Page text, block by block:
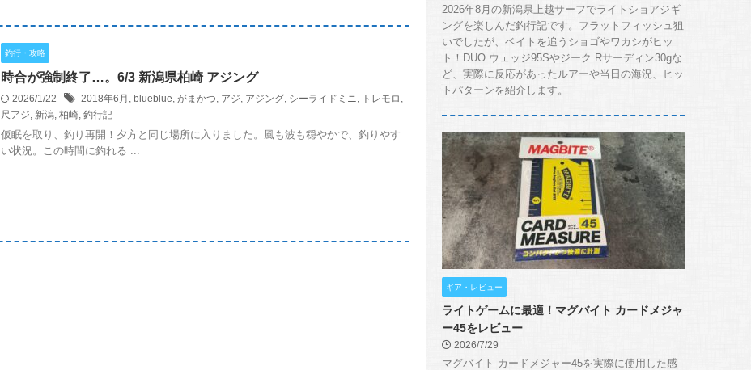
釣行・攻略
時合が強制終了…。6/3 新潟県柏崎 アジング
2026/1/22 2018年6月 , blueblue, がまかつ, アジ, アジング, シーライドミニ, トレモロ ,
尺アジ, 新潟, 柏崎, 釣行記
仮眠を取り、釣り再開！夕方と同じ場所に入りました。風も波も穏やかで、釣りやす
い状況。この時間に釣れる ...
2026年8月の新潟県上越サーフでライトショアジギ
ングを楽しんだ釣行記です。フラットフィッシュ狙
いでしたが、ベイトを追うショゴやワカシがヒッ
ト！DUO ウェッジ95Sやジーク Rサーディン30gな
ど、実際に反応があったルアーや当日の海況、ヒッ
トパターンを紹介します。
ギア・レビュー
ライトゲームに最適！マグバイト カードメジャ
ー45をレビュー
2026/7/29
マグバイト カードメジャー45を実際に使用した感